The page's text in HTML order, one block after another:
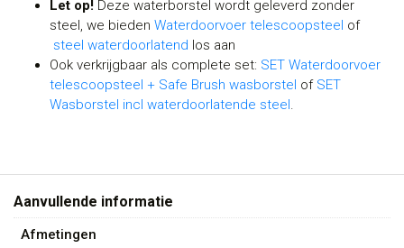
Let op! Deze waterborstel wordt geleverd zonder
steel, we bieden Waterdoorvoer telescoopsteel of
steel waterdoorlatend los aan
Ook verkrijgbaar als complete set: SET Waterdoorvoer
telescoopsteel + Safe Brush wasborstel of SET
Wasborstel incl waterdoorlatende steel
Aanvullende informatie
Afmetingen